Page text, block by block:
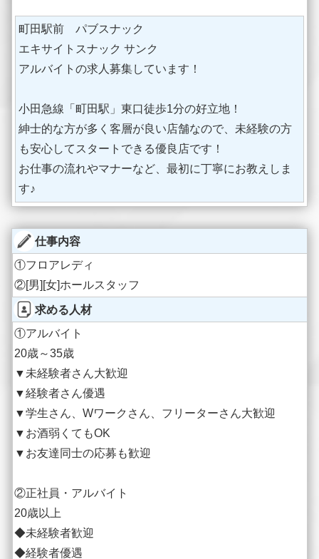
町田駅前 パブスナック
エキサイトスナック サンク
アルバイトの求人募集しています！
小田急線「町田駅」東口徒歩1分の好立地！
紳士的な方が多く客層が良い店舗なので、未経験の方
も安心してスタートできる優良店です！
お仕事の流れやマナーなど、最初に丁寧にお教えしま
す♪
仕事内容
①フロアレディ
②[男][女]ホールスタッフ
求める人材
①アルバイト
20歳～35歳
▼未経験者さん大歓迎
▼経験者さん優遇
▼学生さん、Wワークさん、フリーターさん大歓迎
▼お酒弱くてもOK
▼お友達同士の応募も歓迎
②正社員・アルバイト
20歳以上
◆未経験者歓迎
◆経験者優遇